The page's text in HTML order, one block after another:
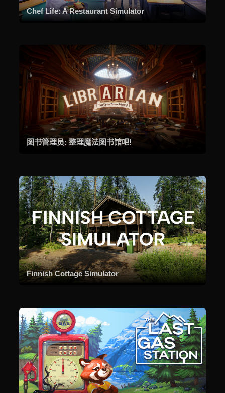
Chef Life: A Restaurant Simulator
图书管理员: 整理魔法图书馆吧!
Finnish Cottage Simulator